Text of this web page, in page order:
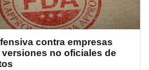
contra empresas
no oficiales de